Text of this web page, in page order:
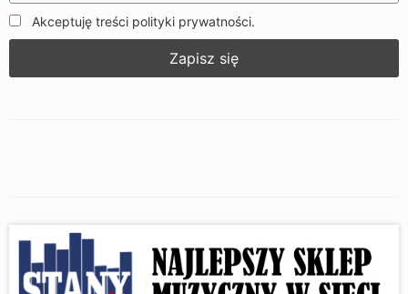
Akceptuję treści polityki prywatności.